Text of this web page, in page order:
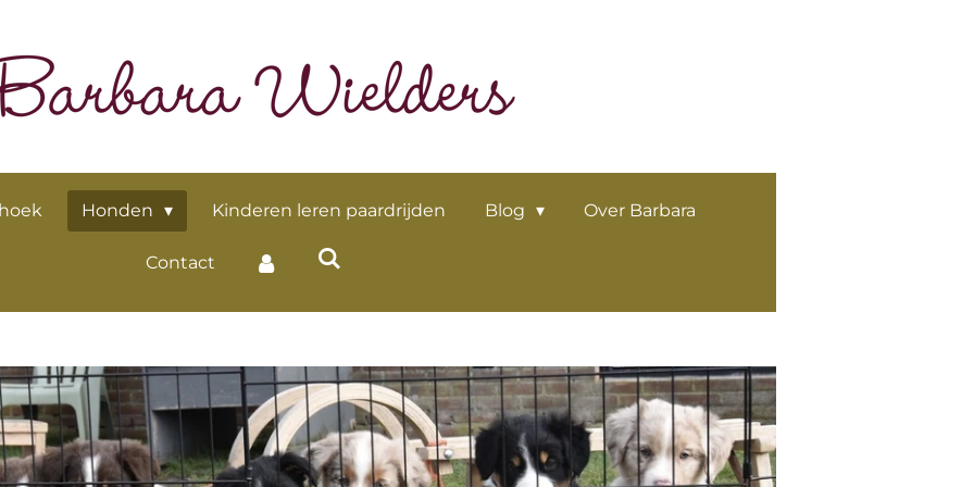
Honden Kinderen leren paardrijden Blog Over Barbara
Contact